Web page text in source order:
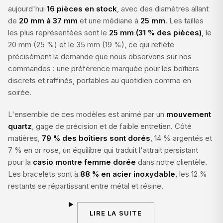
aujourd'hui 16 pièces en stock , avec des diamètres allant
de 20 mm à 37 mm et une médiane à 25 mm. Les tailles
les plus représentées sont le 25 mm (31 % des pièces) , le
20 mm (25 %) et le 35 mm (19 %), ce qui reflète
précisément la demande que nous observons sur nos
commandes : une préférence marquée pour les boîtiers
discrets et raffinés, portables au quotidien comme en
soirée.
L'ensemble de ces modèles est animé par un mouvement
quartz , gage de précision et de faible entretien. Côté
matières, 79 % des boîtiers sont dorés , 14 % argentés et
7 % en or rose, un équilibre qui traduit l'attrait persistant
pour la casio montre femme dorée dans notre clientèle.
Les bracelets sont à 88 % en acier inoxydable , les 12 %
restants se répartissant entre métal et résine.
LIRE LA SUITE